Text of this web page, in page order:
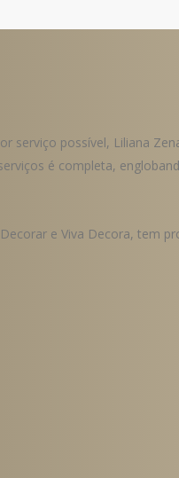
serviço possível, Liliana
é completa,
e Viva Decora, tem